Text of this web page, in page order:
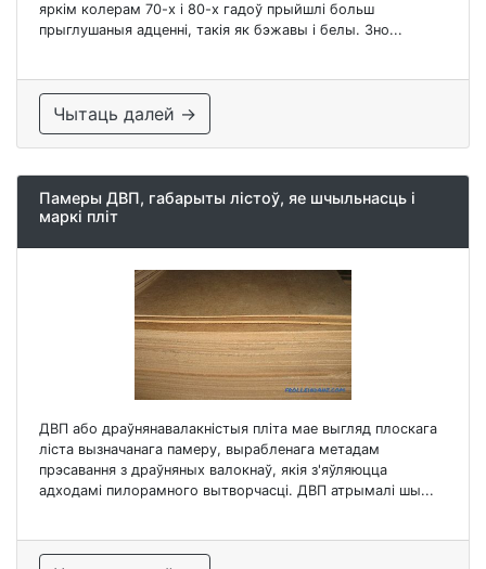
яркім колерам 70-х і 80-х гадоў прыйшлі больш
прыглушаныя адценні, такія як бэжавы і белы. Зно...
Чытаць далей →
Памеры ДВП, габарыты лістоў, яе шчыльнасць і
маркі пліт
ДВП або драўнянавалакністыя пліта мае выгляд плоскага
ліста вызначанага памеру, вырабленага метадам
прэсавання з драўняных валокнаў, якія з'яўляюцца
адходамі пилорамного вытворчасці. ДВП атрымалі шы...